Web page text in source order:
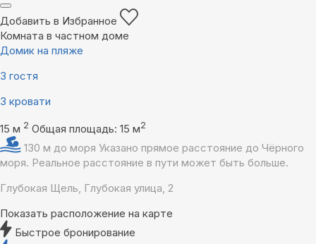
Добавить в Избранное
Комната в частном доме
Домик на пляже
3 гостя
3 кровати
15 м 2 Общая площадь: 15 м2
130 м до моря Указано прямое расстояние до Чёрного
моря. Реальное расстояние в пути может быть больше.
Глубокая Щель, Глубокая улица, 2
Показать расположение на карте
Быстрое бронирование